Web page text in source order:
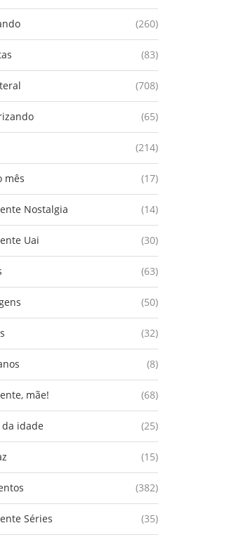
(260)
(83)
(708)
(65)
(214)
mês (17)
Nostalgia (14)
Uai (30)
(63)
(50)
(32)
(8)
mãe! (68)
idade (25)
(15)
(382)
Séries (35)